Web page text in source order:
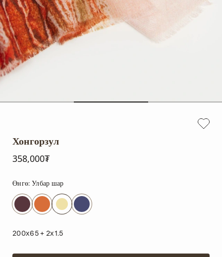
Хонгорзул
358,000₮
Өнгө: Улбар шар
200x65 + 2x1.5